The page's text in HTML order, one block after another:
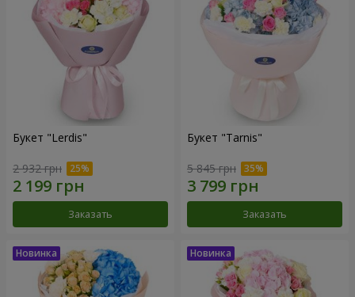
Букет "Lerdis"
2 932 грн
Заказать
Букет "Tarnis"
5 845 грн
Заказать